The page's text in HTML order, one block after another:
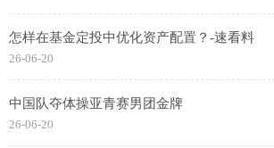
怎样在基金定投中优化资产配置？-速看料
26-06-20
中国队夺体操亚青赛男团金牌
26-06-20